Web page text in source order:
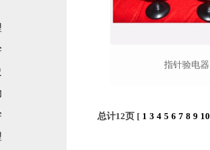
指针验电器
总计12页 [ 1 3 4 5 6 7 8 9 10